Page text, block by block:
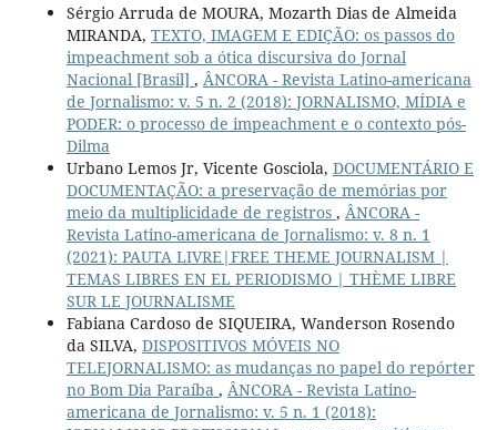
Sérgio Arruda de MOURA, Mozarth Dias de Almeida
MIRANDA, TEXTO, IMAGEM E EDIÇÃO: os passos do
impeachment sob a ótica discursiva do Jornal
Nacional [Brasil] , ÂNCORA - Revista Latino-americana
de Jornalismo: v. 5 n. 2 (2018): JORNALISMO, MÍDIA e
PODER: o processo de impeachment e o contexto pós-
Dilma
Urbano Lemos Jr, Vicente Gosciola, DOCUMENTÁRIO E
DOCUMENTAÇÃO: a preservação de memórias por
meio da multiplicidade de registros , ÂNCORA -
Revista Latino-americana de Jornalismo: v. 8 n. 1
(2021): PAUTA LIVRE|FREE THEME JOURNALISM |
TEMAS LIBRES EN EL PERIODISMO | THÈME LIBRE
SUR LE JOURNALISME
Fabiana Cardoso de SIQUEIRA, Wanderson Rosendo
da SILVA, DISPOSITIVOS MÓVEIS NO
TELEJORNALISMO: as mudanças no papel do repórter
no Bom Dia Paraíba , ÂNCORA - Revista Latino-
americana de Jornalismo: v. 5 n. 1 (2018):